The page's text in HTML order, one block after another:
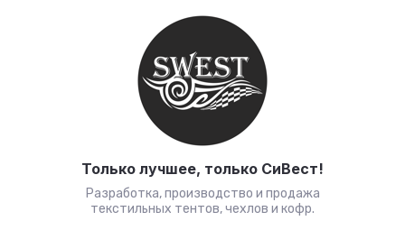
Только лучшее, только CиВест!
Разработка, производство и продажа
текстильных тентов, чехлов и кофр.